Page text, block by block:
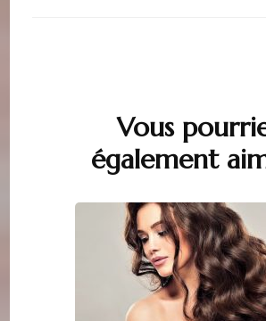
Vous
également